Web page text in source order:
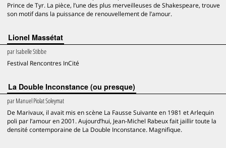
Prince de Tyr. La pièce, l’une des plus merveilleuses de Shakespeare, trouve
son motif dans la puissance de renouvellement de l’amour.
Lionel Massétat
parIsabelle Stibbe
Festival Rencontres InCité
La Double Inconstance (ou presque)
parManuel Piolat Soleymat
De Marivaux, il avait mis en scène La Fausse Suivante en 1981 et Arlequin
poli par l’amour en 2001. Aujourd’hui, Jean-Michel Rabeux fait jaillir toute la
densité contemporaine de La Double Inconstance. Magnifique.